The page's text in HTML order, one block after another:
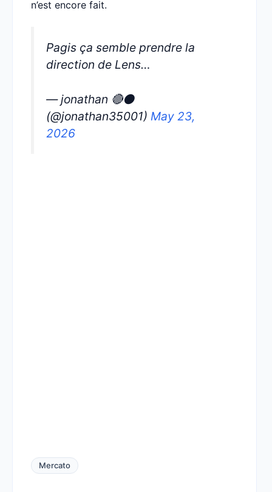
n’est encore fait.
Pagis ça semble prendre la
direction de Lens…
— jonathan 🔴⚫️
(@jonathan35001) May 23,
2026
Mercato